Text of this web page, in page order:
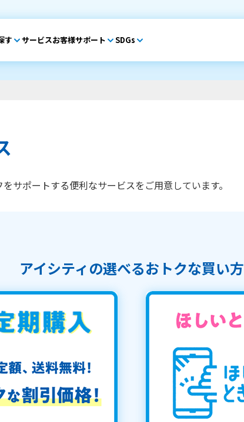
す サービスお客様サポート SDGs
サポートする便利なサービスをご用意しています。
アイシティの選べるおトクな買い方